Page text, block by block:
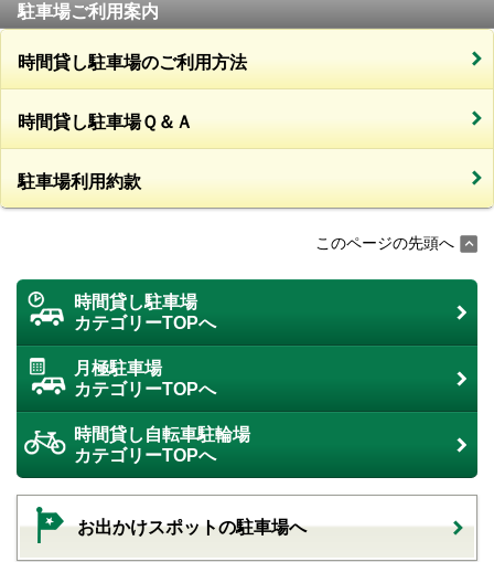
駐車場ご利用案内
時間貸し駐車場のご利用方法
時間貸し駐車場Ｑ＆Ａ
駐車場利用約款
このページの先頭へ
時間貸し駐車場
カテゴリーTOPへ
月極駐車場
カテゴリーTOPへ
時間貸し自転車駐輪場
カテゴリーTOPへ
お出かけスポットの駐車場へ